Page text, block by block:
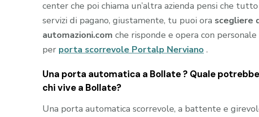
center che poi chiama un’altra azienda pensi che
servizi di pagano, giustamente, tu puoi ora scegliere
automazioni.com che risponde e opera con
per porta scorrevole Portalp Nerviano .
Una porta automatica a Bollate ? Quale
chi vive a Bollate?
Una porta automatica scorrevole, a battente e